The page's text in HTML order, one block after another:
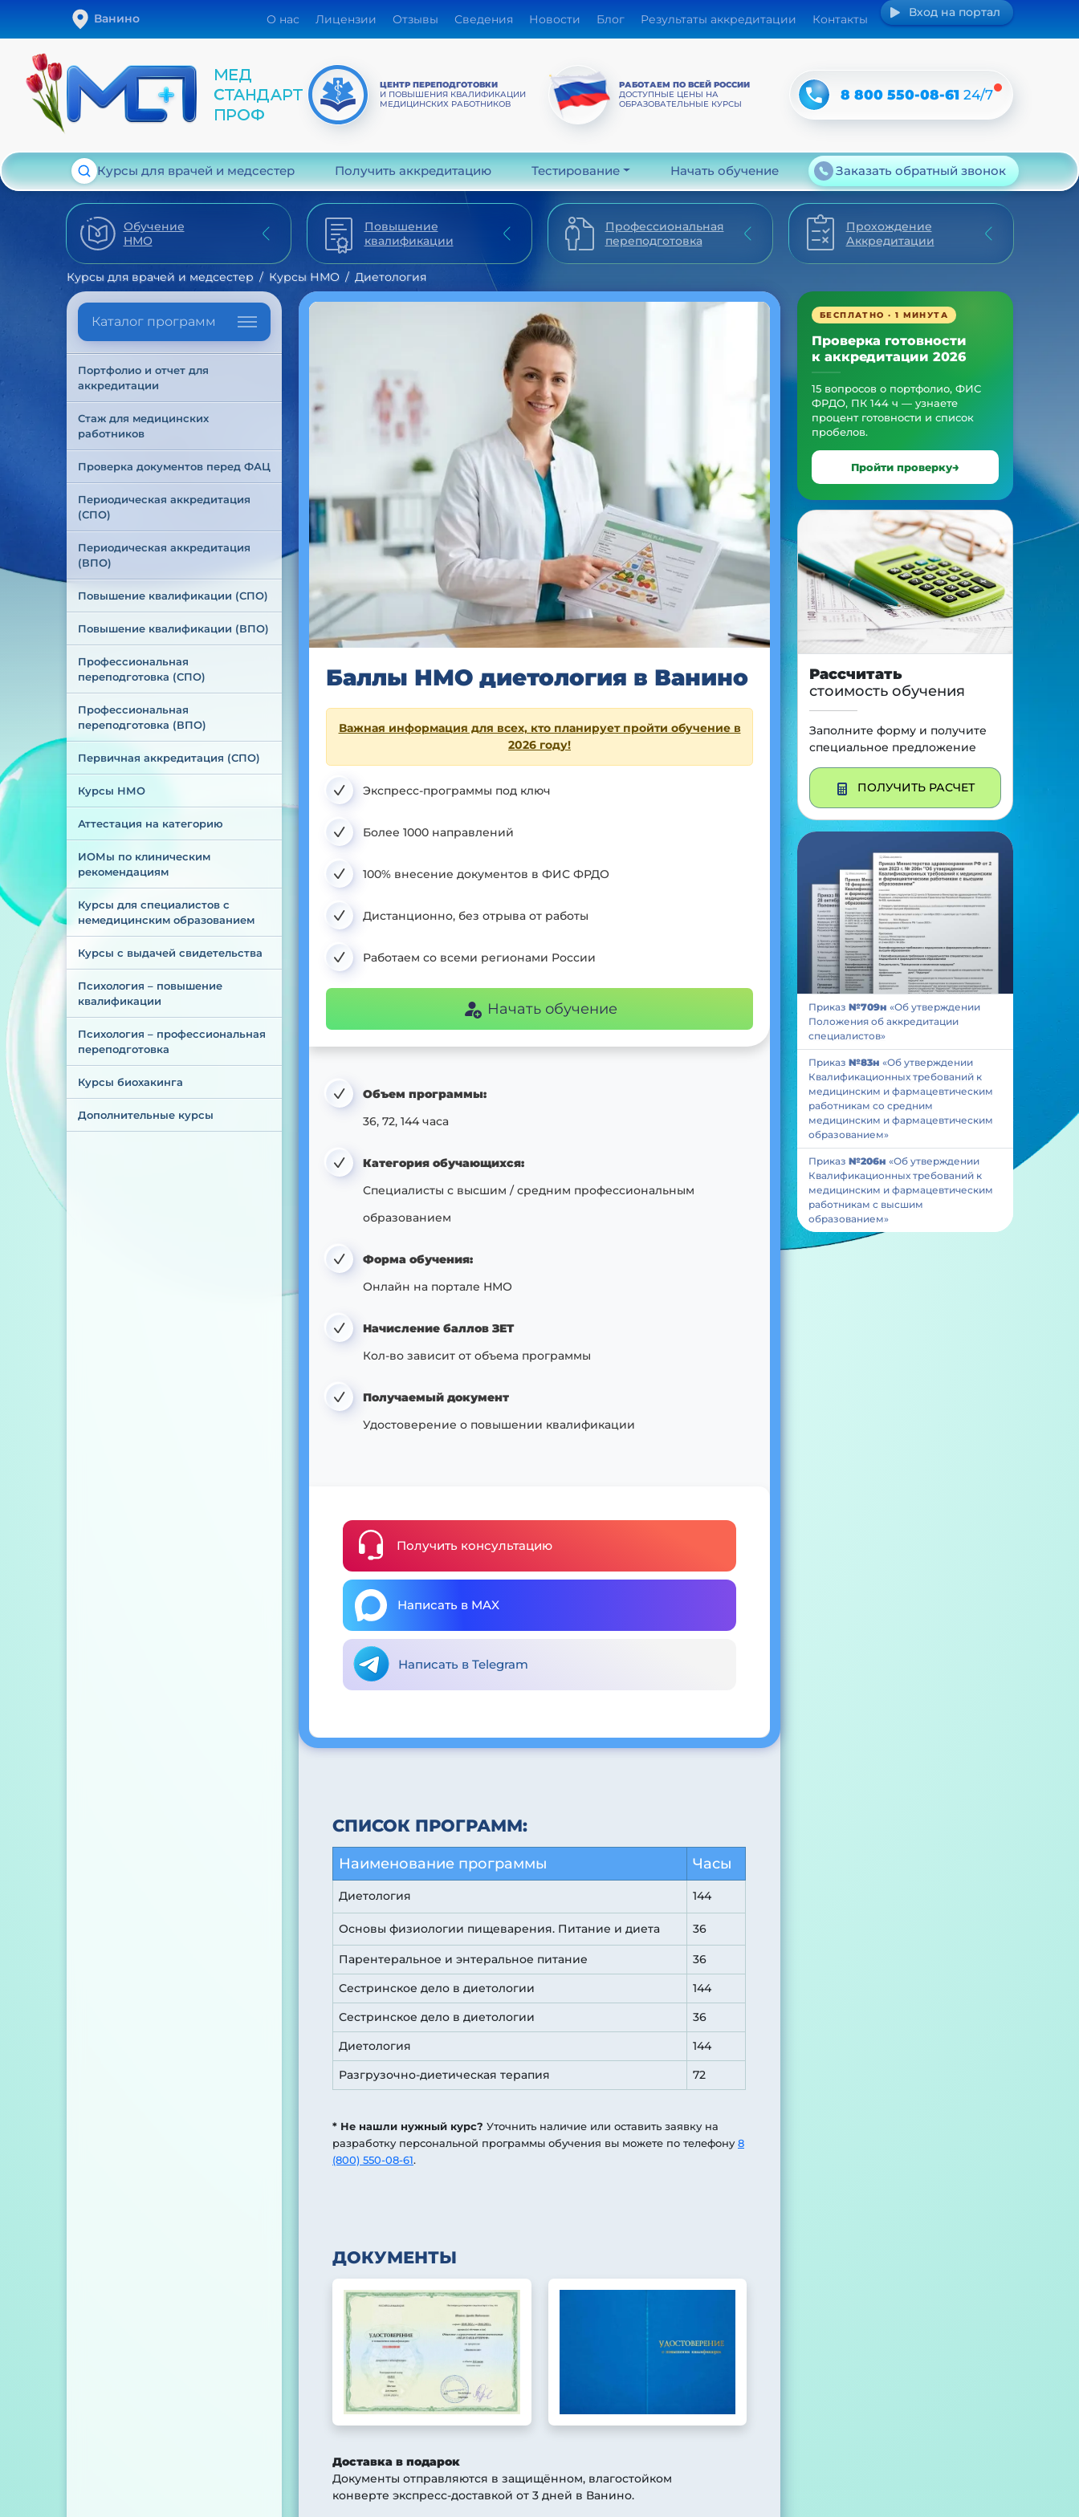
Ванино О нас Лицензии Отзывы Сведения Новости Блог Результаты аккредитации Контакты Вход на портал
ЦЕНТР ПЕРЕПОДГОТОВКИ
И ПОВЫШЕНИЯ КВАЛИФИКАЦИИ
МЕДИЦИНСКИХ РАБОТНИКОВ
РАБОТАЕМ ПО ВСЕЙ РОССИИ
ДОСТУПНЫЕ ЦЕНЫ НА
ОБРАЗОВАТЕЛЬНЫЕ КУРСЫ
8 800 550-08-6124/7
Курсы для врачей и медсестер Получить аккредитацию Тестирование Начать обучение Заказать обратный звонок
Обучение
НМО
Повышение
квалификации
Профессиональная
переподготовка
Прохождение
Аккредитации
Курсы для врачей и медсестер Курсы НМО Диетология
Каталог программ
Портфолио и отчет для
аккредитации
Стаж для медицинских
работников
Проверка документов перед ФАЦ
Периодическая аккредитация
(СПО)
Периодическая аккредитация
(ВПО)
Повышение квалификации (СПО)
Повышение квалификации (ВПО)
Профессиональная
переподготовка (СПО)
Профессиональная
переподготовка (ВПО)
Первичная аккредитация (СПО)
Курсы НМО
Аттестация на категорию
ИОМы по клиническим
рекомендациям
Курсы для специалистов с
немедицинским образованием
Курсы с выдачей свидетельства
Психология – повышение
квалификации
Психология – профессиональная
переподготовка
Курсы биохакинга
Дополнительные курсы
Баллы НМО диетология в Ванино
Важная информация для всех, кто планирует пройти обучение в
2026 году!
Экспресс-программы под ключ
Более 1000 направлений
100% внесение документов в ФИС ФРДО
Дистанционно, без отрыва от работы
Работаем со всеми регионами России
Начать обучение
Объем программы:
36, 72, 144 часа
Категория обучающихся:
Специалисты с высшим / средним профессиональным
образованием
Форма обучения:
Онлайн на портале НМО
Начисление баллов ЗЕТ
Кол-во зависит от объема программы
Получаемый документ
Удостоверение о повышении квалификации
Получить консультацию
Написать в MAX
Написать в Telegram
СПИСОК ПРОГРАММ:
Наименование программы Часы
Диетология 144
Основы физиологии пищеварения. Питание и диета 36
Парентеральное и энтеральное питание
36
Сестринское дело в диетологии
144
Сестринское дело в диетологии
36
Диетология
144
Разгрузочно-диетическая терапия
72
* Не нашли нужный курс? Уточнить наличие или оставить заявку на
разработку персональной программы обучения вы можете по телефону8
(800) 550-08-61.
ДОКУМЕНТЫ
Доставка в подарок
Документы отправляются в защищённом, влагостойком
конверте экспресс-доставкой от 3 дней в Ванино.
БЕСПЛАТНО · 1 МИНУТА
Проверка готовности
к аккредитации 2026
15 вопросов о портфолио, ФИС
ФРДО, ПК 144 ч — узнаете
процент готовности и список
пробелов.
Пройти проверку
Рассчитать
стоимость обучения
Заполните форму и получите
специальное предложение
ПОЛУЧИТЬ РАСЧЕТ
Приказ №709н «Об утверждении
Положения об аккредитации
специалистов»
Приказ №83н «Об утверждении
Квалификационных требований к
медицинским и фармацевтическим
работникам со средним
медицинским и фармацевтическим
образованием»
Приказ №206н «Об утверждении
Квалификационных требований к
медицинским и фармацевтическим
работникам с высшим
образованием»